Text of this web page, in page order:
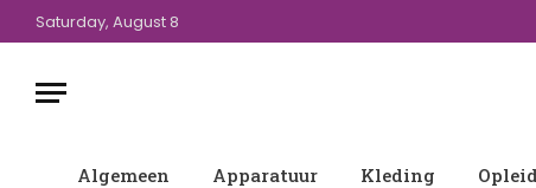
Saturday, August 8
Algemeen Apparatuur Kleding